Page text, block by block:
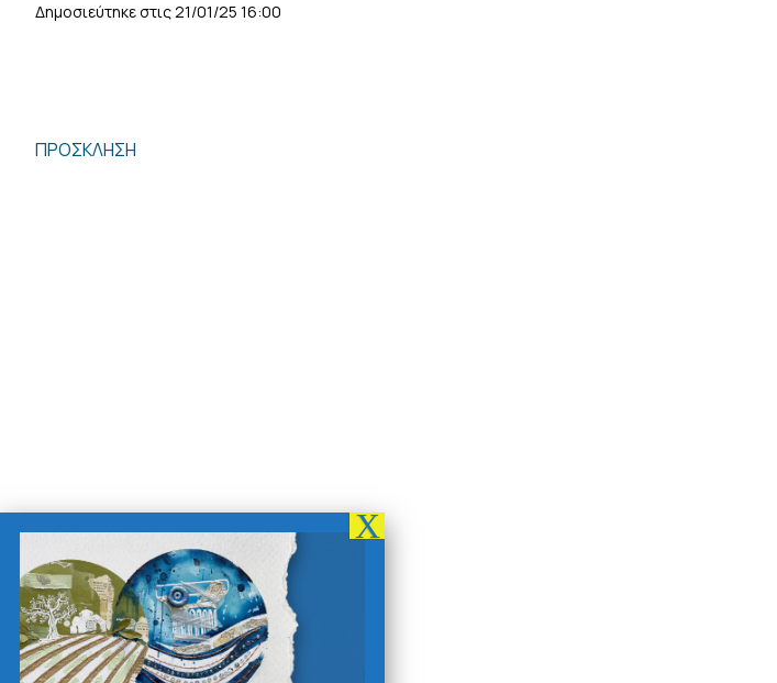
Δημοσιεύτηκε στις 21/01/25 16:00
ΠΡΟΣΚΛΗΣΗ